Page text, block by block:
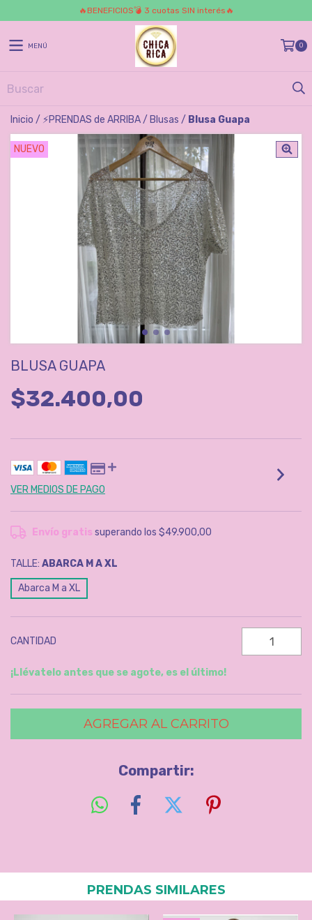
🔥BENEFICIOS💣 3 cuotas SIN interés🔥
MENÚ 0
Inicio / ⚡️PRENDAS de ARRIBA/ Blusas / Blusa Guapa
NUEVO
BLUSA GUAPA
$32.400,00
VER MEDIOS DE PAGO
Envío gratis superando los$49.900,00
TALLE: ABARCA M A XL
Abarca M a XL
CANTIDAD
¡Llévatelo antes que se agote, es el último!
Compartir:
PRENDAS SIMILARES